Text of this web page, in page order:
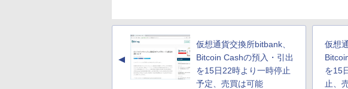
▲
仮想通貨交換所bitbank、
Bitcoin Cashの預入・引出
を15日22時より一時停止
予定、売買は可能
仮想
を15
止、